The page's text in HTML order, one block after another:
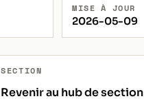
MISE À JOUR
2026-05-09
SECTION
Revenir au hub de section